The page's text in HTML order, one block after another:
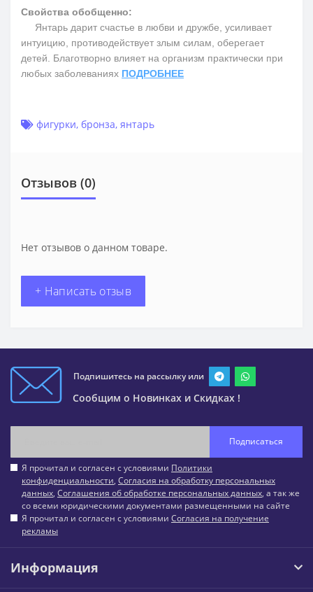
Свойства обобщенно:
Янтарь дарит счастье в любви и дружбе, усиливает
интуицию, противодействует злым силам, оберегает
детей. Благотворно влияет на организм практически при
любых заболеваниях ПОДРОБНЕЕ
фигурки, бронза, янтарь
Отзывов (0)
Нет отзывов о данном товаре.
+ Написать отзыв
Подпишитесь на рассылку или
Сообщим о Новинках и Скидках !
Подписаться
Я прочитал и согласен с условиями Политики
конфиденциальности, Согласия на обработку персональных
данных, Соглашения об обработке персональных данных, а так же
со всеми юридическими документами размещенными на сайте
Я прочитал и согласен с условиями Согласия на получение
рекламы
Информация